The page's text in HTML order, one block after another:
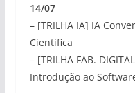
14/07
– [TRILHA IA] IA
Científica
– [TRILHA FAB.
Introdução ao